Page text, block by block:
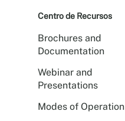
Centro de Recursos
Brochures and
Documentation
Webinar and
Presentations
Modes of Operation